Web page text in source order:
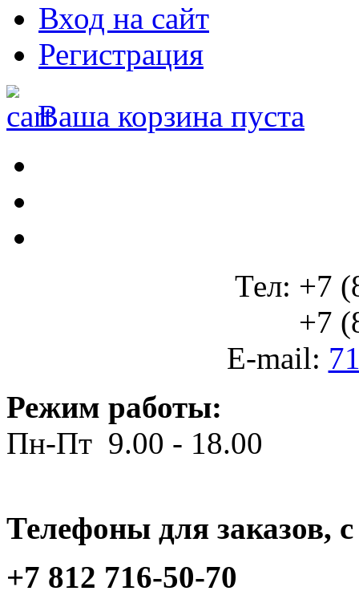
Вход на сайт
Регистрация
Ваша корзина пуста
Тел: +7
+7
E-mail:
Режим работы:
Пн-Пт 9.00 - 18.00
Телефоны для заказов,
+7 812 716-50-70